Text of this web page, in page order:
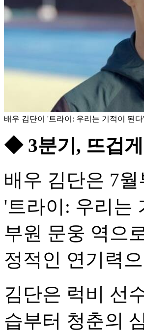
배우 김단이 '트라이: 우리는 기적이 된
◆ 3분기, 뜨겁
배우 김단은 7
'트라이: 우리는
부원 문웅 역으
정적인 연기력
김단은 럭비 선
습부터 청춘의